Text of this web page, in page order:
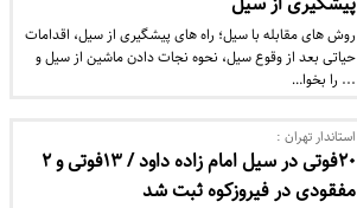
روش های مقابله با سیل؛ راه های پیشگیری از سیل، اقدامات
حیاتی بعد از وقوع سیل، نحوه نجات دادن ماشین از سیل و
... را بخوا…
استاندار تهران :
۲۰فوتی در سیل امام زاده داود / ۱۳فوتی و ۲
مفقودی در فیروزکوه ثبت شد